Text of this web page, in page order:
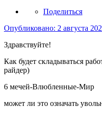
Поделиться
Опубликовано: 2 августа
Здравствуйте!
Как будет складываться
райдер)
6 мечей-Влюбленные-Мир
может ли это означать